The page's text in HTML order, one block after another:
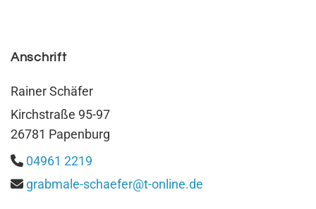
Anschrift
Rai­ner Schä­fer
Kirch­stra­ße 95-97
26781 Pa­pen­burg
 04961 2219
 grab­ma­le-schae­fer@​t-​online.​de